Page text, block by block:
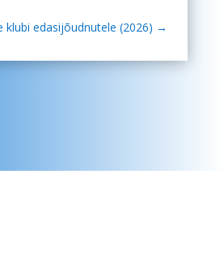
klubi edasijõudnutele (2026) →